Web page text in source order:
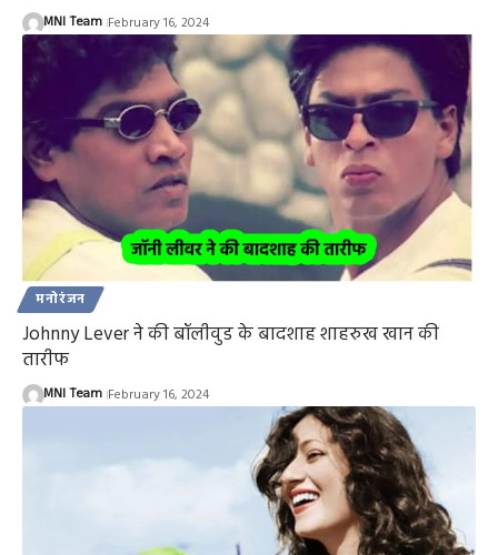
MNI Team February 16, 2024
मनोरंजन
Johnny Lever ने की बॉलीवुड के बादशाह शाहरुख खान की
तारीफ
MNI Team February 16, 2024